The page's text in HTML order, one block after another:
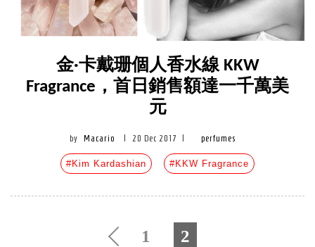
金·卡戴珊個人香水線 KKW
Fragrance，首日銷售額達一千萬美
元
by Macario 20 Dec 2017 perfumes
#Kim Kardashian #KKW Fragrance
1 2